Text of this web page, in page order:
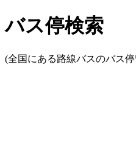
バス停検索
(全国にある路線バスのバス